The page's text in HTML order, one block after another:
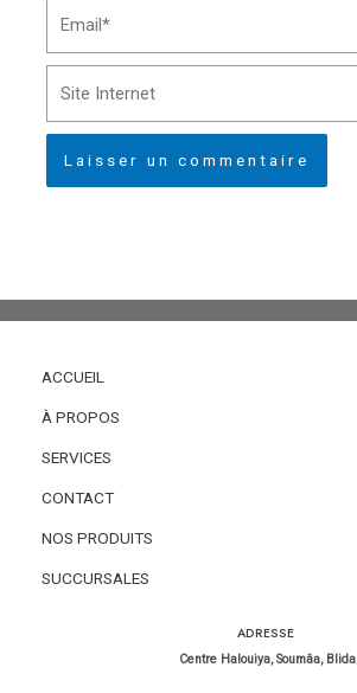
Internet
ACCUEIL
À PROPOS
SERVICES
CONTACT
NOS PRODUITS
SUCCURSALES
ADRESSE
Centre Halouiya, Soumâa, Blida